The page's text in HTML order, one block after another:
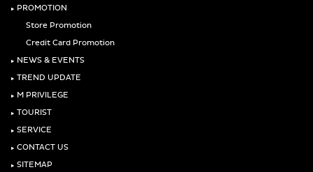
‣ PROMOTION
Store Promotion
Credit Card Promotion
‣ NEWS & EVENTS
‣ TREND UPDATE
‣ M PRIVILEGE
‣ TOURIST
‣ SERVICE
‣ CONTACT US
‣ SITEMAP